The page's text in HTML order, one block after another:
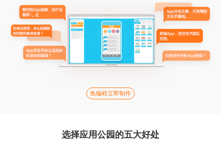
免编程立即制作
选择应用公园的五大好处